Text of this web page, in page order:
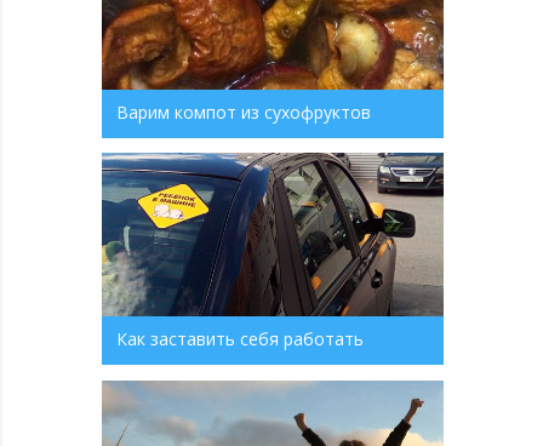
Варим компот из сухофруктов
Как заставить себя работать